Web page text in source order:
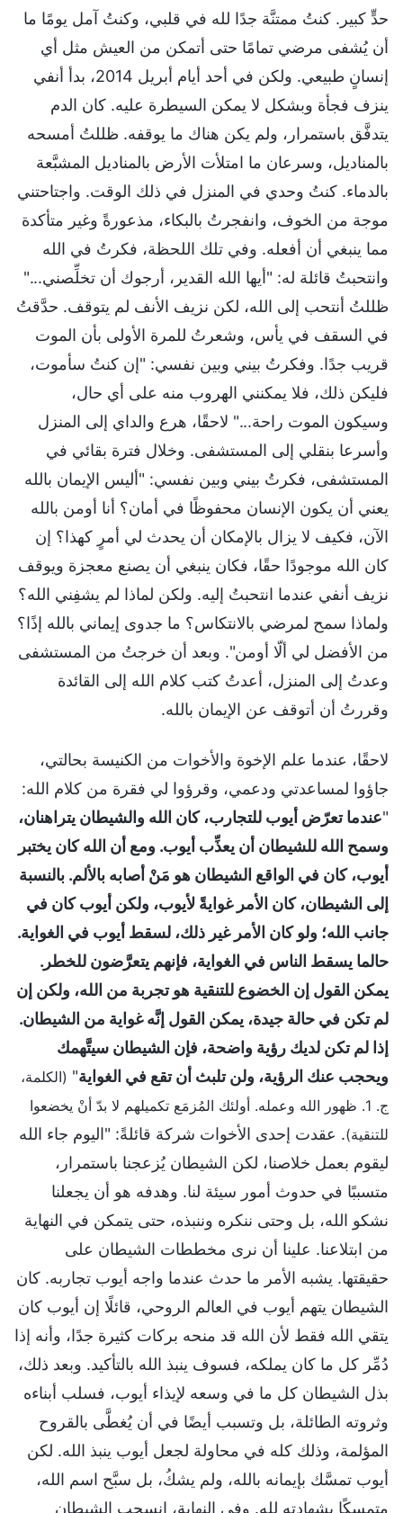
حدٍّ كبير. كنتُ ممتنَّة جدًا لله في قلبي، وكنتُ آمل يومًا ما
أن يُشفى مرضي تمامًا حتى أتمكن من العيش مثل أي
إنسانٍ طبيعي. ولكن في أحد أيام أبريل 2014، بدأ أنفي
ينزف فجأة وبشكل لا يمكن السيطرة عليه. كان الدم
يتدفَّق باستمرار، ولم يكن هناك ما يوقفه. ظللتُ أمسحه
بالمناديل، وسرعان ما امتلأت الأرض بالمناديل المشبَّعة
بالدماء. كنتُ وحدي في المنزل في ذلك الوقت. واجتاحتني
موجة من الخوف، وانفجرتُ بالبكاء، مذعورةً وغير متأكدة
مما ينبغي أن أفعله. وفي تلك اللحظة، فكرتُ في الله
وانتحبتُ قائلة له: "أيها الله القدير، أرجوك أن تخلِّصني..."
ظللتُ أنتحب إلى الله، لكن نزيف الأنف لم يتوقف. حدَّقتُ
في السقف في يأس، وشعرتُ للمرة الأولى بأن الموت
قريب جدًا. وفكرتُ بيني وبين نفسي: "إن كنتُ سأموت،
فليكن ذلك، فلا يمكنني الهروب منه على أي حال،
وسيكون الموت راحة..." لاحقًا، هرع والداي إلى المنزل
وأسرعا بنقلي إلى المستشفى. وخلال فترة بقائي في
المستشفى، فكرتُ بيني وبين نفسي: "أليس الإيمان بالله
يعني أن يكون الإنسان محفوظًا في أمان؟ أنا أومن بالله
الآن، فكيف لا يزال بالإمكان أن يحدث لي أمرٍ كهذا؟ إن
كان الله موجودًا حقًا، فكان ينبغي أن يصنع معجزة ويوقف
نزيف أنفي عندما انتحبتُ إليه. ولكن لماذا لم يشفِني الله؟
ولماذا سمح لمرضي بالانتكاس؟ ما جدوى إيماني بالله إذًا؟
من الأفضل لي ألّا أومن". وبعد أن خرجتُ من المستشفى
وعدتُ إلى المنزل، أعدتُ كتب كلام الله إلى القائدة
وقررتُ أن أتوقف عن الإيمان بالله.
لاحقًا، عندما علم الإخوة والأخوات من الكنيسة بحالتي،
جاؤوا لمساعدتي ودعمي، وقرؤوا لي فقرة من كلام الله:
"عندما تعرّض أيوب للتجارب، كان الله والشيطان يتراهنان،
وسمح الله للشيطان أن يعذِّب أيوب. ومع أن الله كان يختبر
أيوب، كان في الواقع الشيطان هو مَنْ أصابه بالألم. بالنسبة
إلى الشيطان، كان الأمر غوايةً لأيوب، ولكن أيوب كان في
جانب الله؛ ولو كان الأمر غير ذلك، لسقط أيوب في الغواية.
حالما يسقط الناس في الغواية، فإنهم يتعرَّضون للخطر.
يمكن القول إن الخضوع للتنقية هو تجربة من الله، ولكن إن
لم تكن في حالة جيدة، يمكن القول إنَّه غواية من الشيطان.
إذا لم تكن لديك رؤية واضحة، فإن الشيطان سيتَّهمك
ويحجب عنك الرؤية، ولن تلبث أن تقع في الغواية" (الكلمة،
ج. 1. ظهور الله وعمله. أولئك المُزمَع تكميلهم لا بدّ أنْ يخضعوا
للتنقية). عقدت إحدى الأخوات شركة قائلةً: "اليوم جاء الله
ليقوم بعمل خلاصنا، لكن الشيطان يُزعجنا باستمرار،
متسببًا في حدوث أمور سيئة لنا. وهدفه هو أن يجعلنا
نشكو الله، بل وحتى ننكره وننبذه، حتى يتمكن في النهاية
من ابتلاعنا. علينا أن نرى مخططات الشيطان على
حقيقتها. يشبه الأمر ما حدث عندما واجه أيوب تجاربه. كان
الشيطان يتهم أيوب في العالم الروحي، قائلًا إن أيوب كان
يتقي الله فقط لأن الله قد منحه بركات كثيرة جدًا، وأنه إذا
دُمِّر كل ما كان يملكه، فسوف ينبذ الله بالتأكيد. وبعد ذلك،
بذل الشيطان كل ما في وسعه لإيذاء أيوب، فسلب أبناءه
وثروته الطائلة، بل وتسبب أيضًا في أن يُغطَّى بالقروح
المؤلمة، وذلك كله في محاولة لجعل أيوب ينبذ الله. لكن
أيوب تمسَّك بإيمانه بالله، ولم يشكُ، بل سبَّح اسم الله،
متمسكًا بشهادته لله. وفي النهاية، انسحب الشيطان